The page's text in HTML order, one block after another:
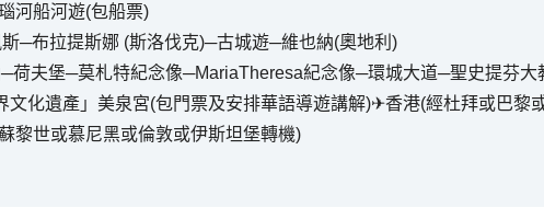
河船河遊(包船票)
─布拉提斯娜 (斯洛伐克)─古城遊─維也納(奧地利)
荷夫堡─莫札特紀念像─MariaTheresa紀念像─環城大道─聖史提芬大
文化遺產」美泉宮(包門票及安排華語導遊講解)✈香港(經杜拜或巴黎
黎世或慕尼黑或倫敦或伊斯坦堡轉機)